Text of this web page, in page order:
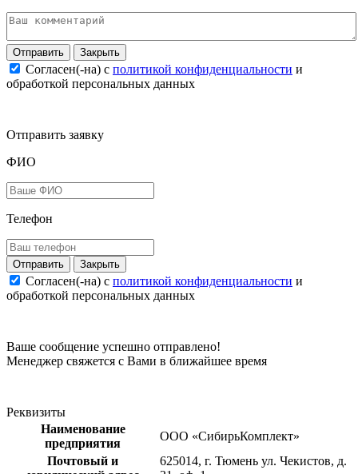
Закрыть
Согласен(-на) c политикой конфиденциальности и
обработкой персональных данных
Отправить заявку
ФИО
Телефон
Закрыть
Согласен(-на) c политикой конфиденциальности и
обработкой персональных данных
Ваше сообщение успешно отправлено!
Менеджер свяжется с Вами в ближайшее время
Реквизиты
Наименование
предприятия
ООО «СибирьКомплект»
Почтовый и
625014, г. Тюмень ул. Чекистов, д.